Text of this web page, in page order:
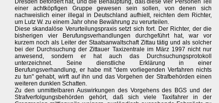
Dresden befördert hat, und die Behauptung, daß diese vier Personen Teil
einer achtköpfigen Gruppe gewesen sein sollen, von denen sich
nachweislich einer illegal in Deutschland aufhielt, reichten dem Richter,
um Lutz W. zu einem Jahr ohne Bewährung zu verurteilen.
Diese skandalöse Verurteilungspraxis setzt sich fort. Der Richter, der die
bisherigen vier Berufungsverhandlungen durchgeführt hat, war vor
kurzem noch als Leiter der Staatsanwaltschaft Zittau tätig und als solcher
bei der Durchsuchung der Zittauer Taxizentrale im März 1997 nicht nur
anwesend, sondern er hat auch das Durchsuchungsprotokoll
unterzeichnet. Seine dienstliche Erklärung in einer
Berufungsverhandlung, er habe mit "dem vorliegenden Verfahren nichts
zu tun" gehabt, wirft auf ihn und das Vorgehen der Strafbehörden einen
weiteren dunklen Schatten.
Zu den unmittelbaren Auswirkungen des Vorgehens des BGS und der
Strafverfolgungsbehörden gehört, daß sich viele Taxifahrer in der